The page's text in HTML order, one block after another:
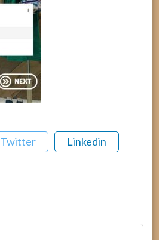
Twitter Linkedin